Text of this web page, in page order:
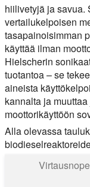
hiilivetyjä ja savua.
vertailukelpoisen
tasapainoisimman
käyttää ilman
Hielscherin
tuotantoa – se
aineista
kannalta ja
moottorikäyttöön
Alla olevassa